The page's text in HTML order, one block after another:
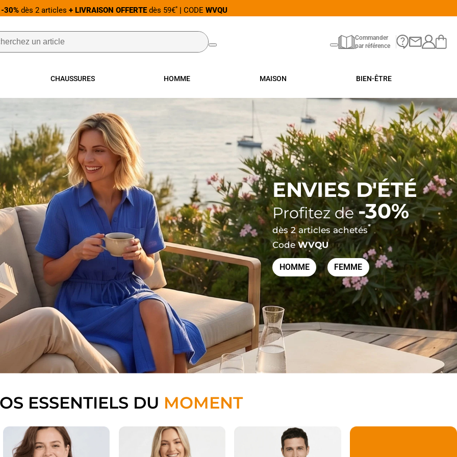
DE L'ÉTÉJusqu'à -60% sur une sélection Mode et Maison
Commander
par référence
CHAUSSURES HOMME MAISON BIEN-ÊTRE
ENVIES D'ÉTÉ
Profitez de-30%
dès 2 articles achetés*
CodeWVQU
HOMME FEMME
ESSENTIELS DU MOMENT